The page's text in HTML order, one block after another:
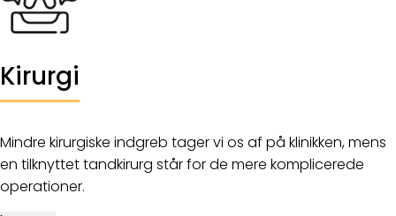
Kirurgi
Mindre kirurgiske indgreb tager vi os af på klinikken, mens
en tilknyttet tandkirurg står for de mere komplicerede
operationer.